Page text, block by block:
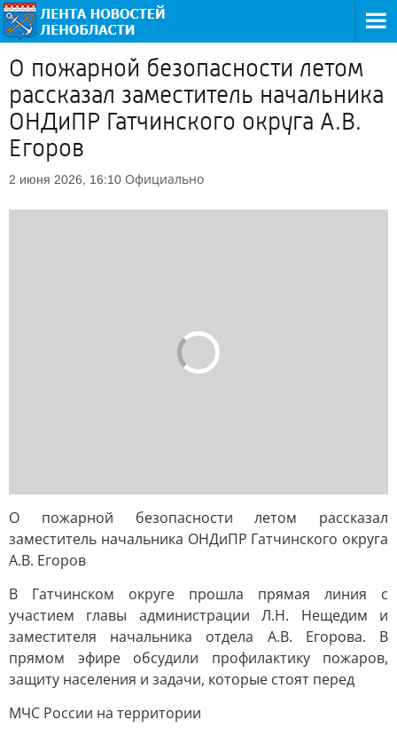
О пожарной безопасности летом
рассказал заместитель начальника
ОНДиПР Гатчинского округа А.В.
Егоров
2 июня 2026, 16:10 Официально
О пожарной безопасности летом рассказал
заместитель начальника ОНДиПР Гатчинского округа
А.В. Егоров
В Гатчинском округе прошла прямая линия с
участием главы администрации Л.Н. Нещедим и
заместителя начальника отдела А.В. Егорова. В
прямом эфире обсудили профилактику пожаров,
защиту населения и задачи, которые стоят перед
МЧС России на территории